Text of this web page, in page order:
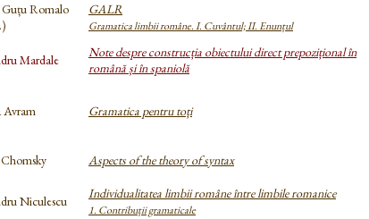
Guțu Romalo
GALR
Gramatica limbii române. I. Cuvântul; II. Enunțul
Mardale
Note despre construcția obiectului direct prepozițional în
română și în spaniolă
Avram Gramatica pentru toți
Aspects of the theory of syntax
Niculescu Individualitatea limbii române între limbile romanice
1. Contribuții gramaticale